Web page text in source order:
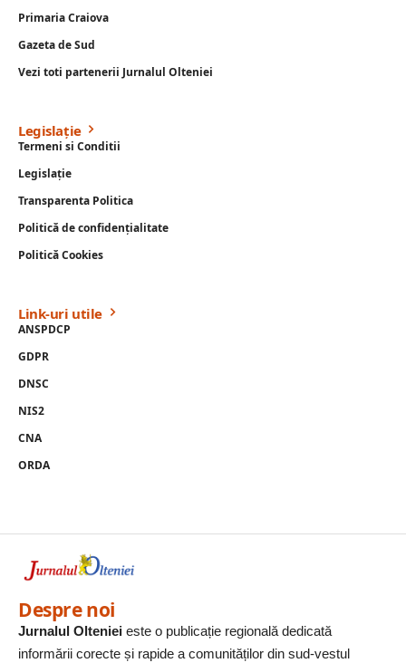
Primaria Craiova
Gazeta de Sud
Vezi toti partenerii Jurnalul Olteniei
Legislație
Termeni si Conditii
Legislație
Transparenta Politica
Politică de confidențialitate
Politică Cookies
Link-uri utile
ANSPDCP
GDPR
DNSC
NIS2
CNA
ORDA
Despre noi
Jurnalul Olteniei este o publicație regională dedicată
informării corecte și rapide a comunităților din sud-vestul